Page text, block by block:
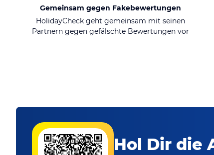
Gemeinsam gegen Fakebewertungen
HolidayCheck geht gemeinsam mit seinen
Partnern gegen gefälschte Bewertungen vor
Hol Dir die